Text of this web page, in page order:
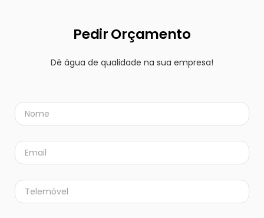
Pedir Orçamento
Dê água de qualidade na sua empresa!